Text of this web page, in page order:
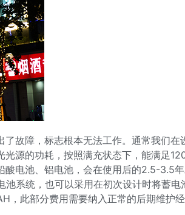
故障，标志根本无法工作。通常我们在
源的功耗，按照满充状态下，能满足
电池、铝电池，会在使用后的2.5-3.5
系统，也可以采用在初次设计时将蓄电
此部分费用需要纳入正常的后期维护